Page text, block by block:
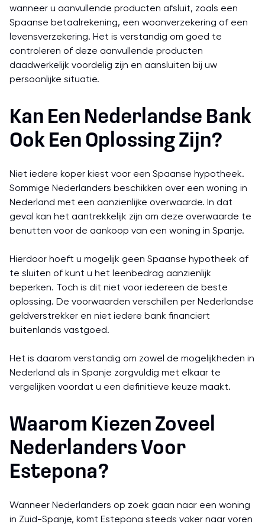
wanneer u aanvullende producten afsluit, zoals een
Spaanse betaalrekening, een woonverzekering of een
levensverzekering. Het is verstandig om goed te
controleren of deze aanvullende producten
daadwerkelijk voordelig zijn en aansluiten bij uw
persoonlijke situatie.
Kan Een Nederlandse Bank
Ook Een Oplossing Zijn?
Niet iedere koper kiest voor een Spaanse hypotheek.
Sommige Nederlanders beschikken over een woning in
Nederland met een aanzienlijke overwaarde. In dat
geval kan het aantrekkelijk zijn om deze overwaarde te
benutten voor de aankoop van een woning in Spanje.
Hierdoor hoeft u mogelijk geen Spaanse hypotheek af
te sluiten of kunt u het leenbedrag aanzienlijk
beperken. Toch is dit niet voor iedereen de beste
oplossing. De voorwaarden verschillen per Nederlandse
geldverstrekker en niet iedere bank financiert
buitenlands vastgoed.
Het is daarom verstandig om zowel de mogelijkheden in
Nederland als in Spanje zorgvuldig met elkaar te
vergelijken voordat u een definitieve keuze maakt.
Waarom Kiezen Zoveel
Nederlanders Voor
Estepona?
Wanneer Nederlanders op zoek gaan naar een woning
in Zuid-Spanje, komt Estepona steeds vaker naar voren